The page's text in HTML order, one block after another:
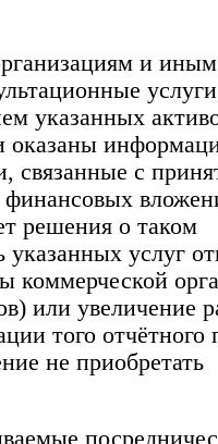
и
указанных
оказаны
связанные с
решения о таком
услуг
коммерческой
или увеличение
того отчётного
не приобретать